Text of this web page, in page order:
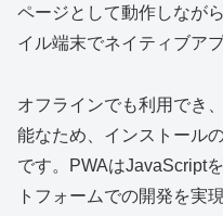
ページとして動作しなが
イル端末でネイティブア
オフラインでも利用でき
能なため、インストール
です。PWAはJavaScript
トフォームでの開発を実